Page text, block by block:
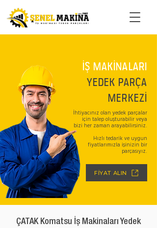
İŞ MAKİNALARI
YEDEK PARÇA
MERKEZİ
İhtiyacınız olan yedek parçalar
için talep oluşturabilir veya
bizi her zaman arayabilirsiniz.
Hızlı tedarik ve uygun
fiyatlarımızla işinizin bir
parçasıyız.
FİYAT ALIN
ÇATAK Komatsu İş Makinaları Yedek